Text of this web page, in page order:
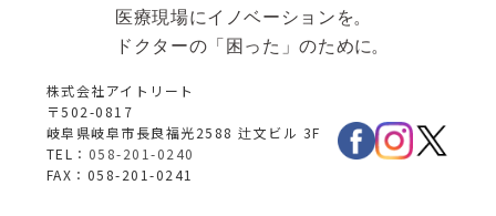
株式会社アイトリート
〒502-0817
岐阜県岐阜市長良福光2588 辻文ビル 3F
TEL： 058-201-0240
FAX：058-201-0241